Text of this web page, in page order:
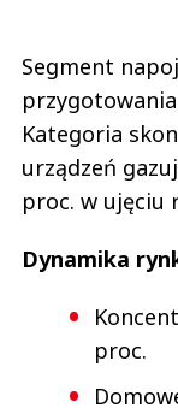
Segment
Kategoria
urządzeń
proc. w ujęciu
Dynamika
proc.